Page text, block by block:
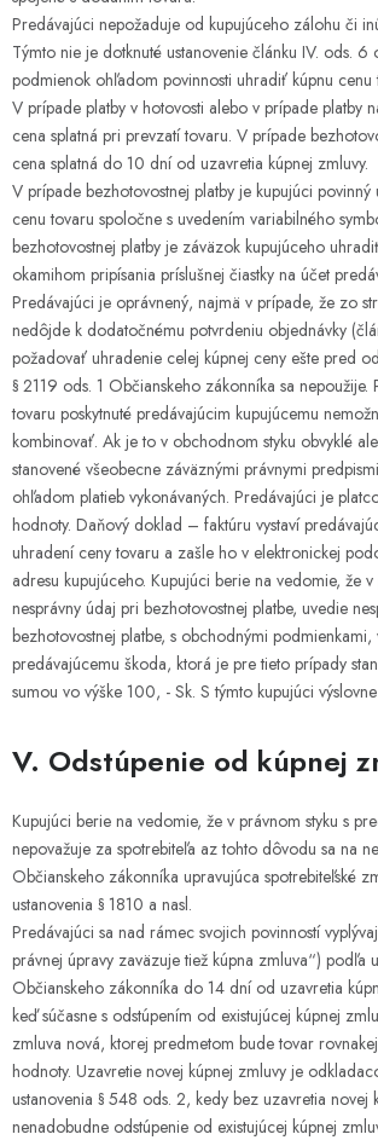
Predávajúci nepožaduje od kupujúceho zálohu či
Týmto nie je dotknuté ustanovenie článku IV. ods. 6
podmienok ohľadom povinnosti uhradiť kúpnu cenu
V prípade platby v hotovosti alebo v prípade platby
cena splatná pri prevzatí tovaru. V prípade
cena splatná do 10 dní od uzavretia kúpnej zmluvy.
V prípade bezhotovostnej platby je kupujúci
cenu tovaru spoločne s uvedením variabilného
bezhotovostnej platby je záväzok kupujúceho
okamihom pripísania príslušnej čiastky na účet
Predávajúci je oprávnený, najmä v prípade, že zo
nedôjde k dodatočnému potvrdeniu objednávky
požadovať uhradenie celej kúpnej ceny ešte pred
§ 2119 ods. 1 Občianskeho zákonníka sa
tovaru poskytnuté predávajúcim kupujúcemu
kombinovať. Ak je to v obchodnom styku obvyklé
stanovené všeobecne záväznými právnymi
ohľadom platieb vykonávaných. Predávajúci je
hodnoty. Daňový doklad – faktúru vystaví
uhradení ceny tovaru a zašle ho v elektronickej
adresu kupujúceho. Kupujúci berie na vedomie, že
nesprávny údaj pri bezhotovostnej platbe, uvedie
bezhotovostnej platbe, s obchodnými podmienkami,
predávajúcemu škoda, ktorá je pre tieto prípady
sumou vo výške 100, - Sk. S týmto kupujúci
V. Odstúpenie od kúpnej
Kupujúci berie na vedomie, že v právnom styku s
nepovažuje za spotrebiteľa az tohto dôvodu sa na
Občianskeho zákonníka upravujúca spotrebiteľské
ustanovenia § 1810 a nasl.
Predávajúci sa nad rámec svojich povinností
právnej úpravy zaväzuje tiež kúpna zmluva“) podľa
Občianskeho zákonníka do 14 dní od uzavretia
keď súčasne s odstúpením od existujúcej kúpnej
zmluva nová, ktorej predmetom bude tovar
hodnoty. Uzavretie novej kúpnej zmluvy je
ustanovenia § 548 ods. 2, kedy bez uzavretia novej
nenadobudne odstúpenie od existujúcej kúpnej